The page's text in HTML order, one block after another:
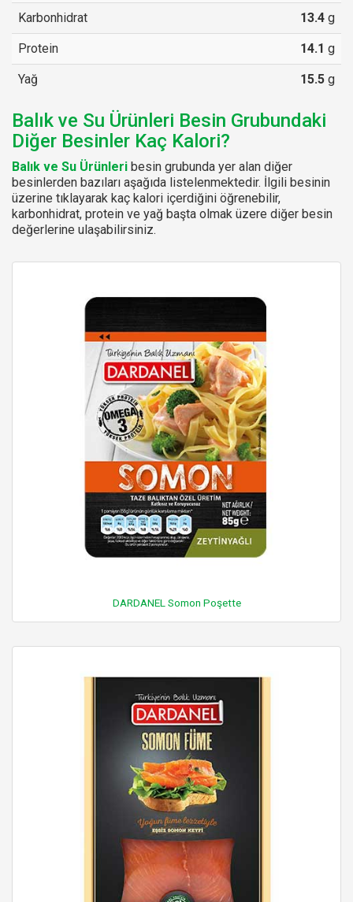
Karbonhidrat 13.4 g
Protein 14.1 g
Yağ 15.5 g
Balık ve Su Ürünleri Besin Grubundaki
Diğer Besinler Kaç Kalori?
Balık ve Su Ürünleri besin grubunda yer alan diğer
besinlerden bazıları aşağıda listelenmektedir. İlgili besinin
üzerine tıklayarak kaç kalori içerdiğini öğrenebilir,
karbonhidrat, protein ve yağ başta olmak üzere diğer besin
değerlerine ulaşabilirsiniz.
DARDANEL Somon Poşette